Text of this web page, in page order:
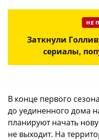
НЕ
Заткнули
сериалы,
В конце первого
до уединенного дома
планируют начать
не выходит. На